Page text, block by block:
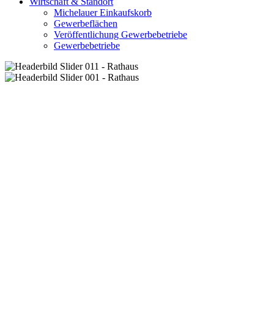
Michelauer Einkaufskorb
Gewerbeflächen
Veröffentlichung Gewerbebetriebe
Gewerbebetriebe